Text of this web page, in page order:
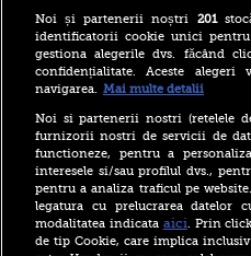
10.
Noi și partenerii noștri 201
identificatorii cookie unici pentru
gestiona alegerile dvs. făcând
confidențialitate. Aceste
navigarea. Mai multe detalii
Noi si partenerii nostri (retelele
furnizorii nostri de servicii de
functioneze, pentru a
interesele si/sau profilul dvs.,
pentru a analiza traficul pe
legatura cu prelucrarea datelor
modalitatea indicata aici. Prin
de tip Cookie, care implica